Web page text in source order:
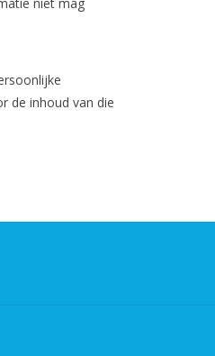
de inhoud van die